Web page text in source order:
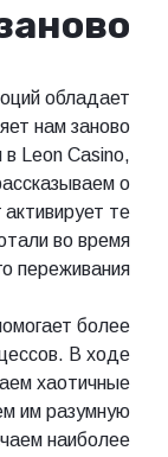
обладает
нам заново
Leon Casino,
о
те
во время
переживания.
более
В ходе
хаотичные
им разумную
наиболее